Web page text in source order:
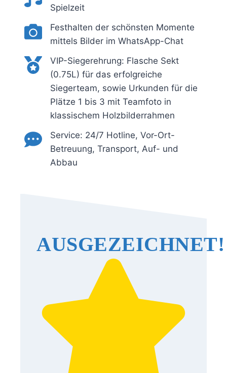
Spielzeit
Festhalten der schönsten Momente
mittels Bilder im WhatsApp-Chat
VIP-Siegerehrung: Flasche Sekt
(0.75L) für das erfolgreiche
Siegerteam, sowie Urkunden für die
Plätze 1 bis 3 mit Teamfoto in
klassischem Holzbilderrahmen
Service: 24/7 Hotline, Vor-Ort-
Betreuung, Transport, Auf- und
Abbau
AUSGEZEICHNET!